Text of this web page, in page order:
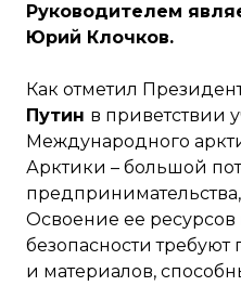
Руководителем
Юрий Клочков.
Как отметил
Путин в приветствии
Международного
Арктики – большой
Освоение ее
безопасности
и материалов,